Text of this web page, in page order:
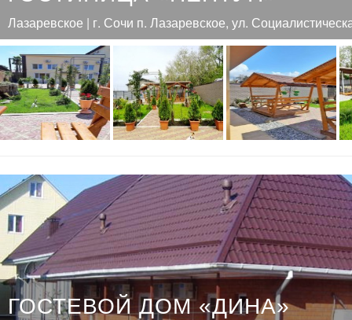
Лазаревское | г. Сочи п. Лазаревское, ул.
ГОСТЕВОЙ ДОМ «ДИНА»